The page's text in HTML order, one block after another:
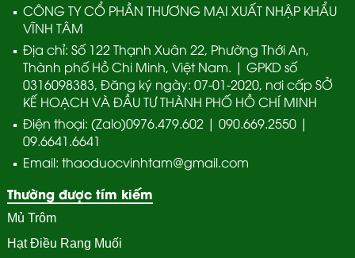
CÔNG TY CỔ PHẦN THƯƠNG MẠI XUẤT NHẬP KHẨU
VĨNH TÂM
Địa chỉ: Số 122 Thạnh Xuân 22, Phường Thới An,
Thành phố Hồ Chi Minh, Việt Nam. | GPKD số
0316098383, Đăng ký ngày: 07-01-2020, nơi cấp SỞ
KẾ HOẠCH VÀ ĐẦU TƯ THÀNH PHỐ HỒ CHÍ MINH
Điện thoại: (Zalo)0976.479.602 | 090.669.2550 |
09.6641.6641
Email: thaoduocvinhtam@gmail.com
Thường được tím kiếm
Mủ Trôm
Hạt Điều Rang Muối